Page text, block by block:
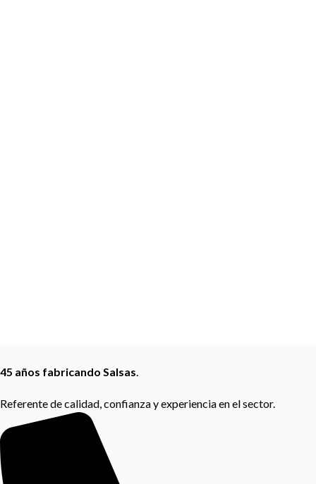
45 años fabricando Salsas.
Referente de calidad, confianza y experiencia en el sector.